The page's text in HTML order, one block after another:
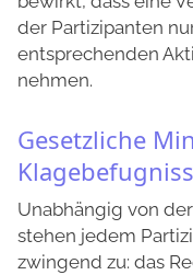
der Partizipanten
entsprechenden
nehmen.
Gesetzliche
Unabhängig von
stehen jedem
zwingend zu: das